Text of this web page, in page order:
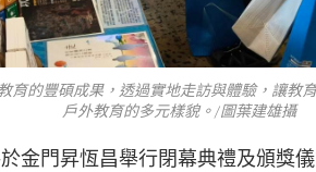
育的豐碩成果，透過實地走訪與體驗，讓教
戶外教育的多元樣貌。/圖葉建雄攝
金門昇恆昌舉行閉幕典禮及頒獎